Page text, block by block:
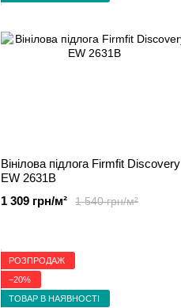
Вінілова підлога Firmfit Discovery
EW 2631B
1 540 грн/м²
1 309 грн/м²
РОЗПРОДАЖ
−20%
ТОВАР В НАЯВНОСТІ